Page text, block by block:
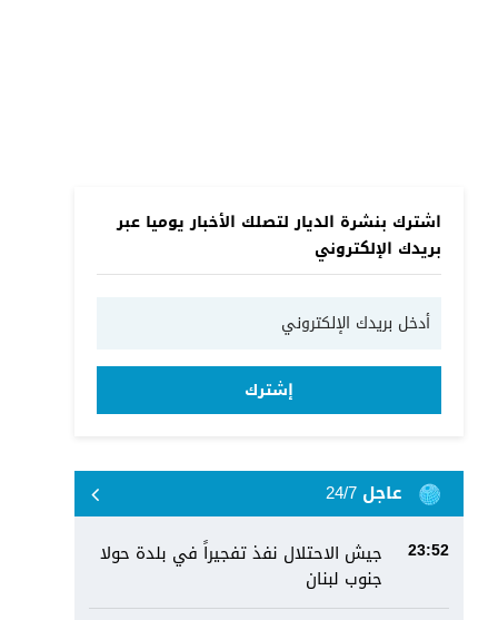
اشترك بنشرة الديار لتصلك الأخبار يوميا عبر
بريدك الإلكتروني
إشترك
عاجل 24/7
23:52
جيش الاحتلال نفذ تفجيراً في بلدة حولا
جنوب لبنان